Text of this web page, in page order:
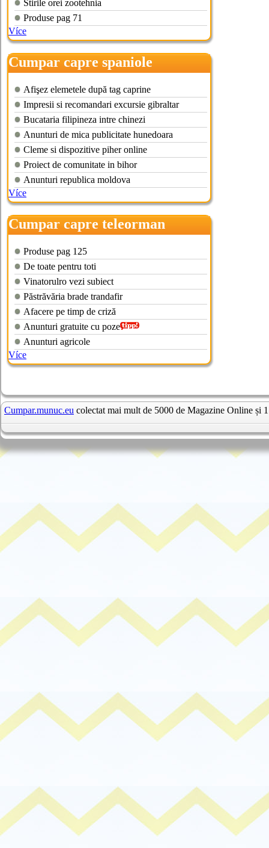
Stirile orei zootehnia
Produse pag 71
Více
Cumpar capre spaniole
Afişez elemetele după tag caprine
Impresii si recomandari excursie gibraltar
Bucataria filipineza intre chinezi
Anunturi de mica publicitate hunedoara
Cleme si dispozitive piher online
Proiect de comunitate in bihor
Anunturi republica moldova
Více
Cumpar capre teleorman
Produse pag 125
De toate pentru toti
Vinatorulro vezi subiect
Păstrăvăria brade trandafir
Afacere pe timp de criză
Anunturi gratuite cu poze
Anunturi agricole
Více
Cumpar.munuc.eu colectat mai mult de 5000 de Magazine Online și